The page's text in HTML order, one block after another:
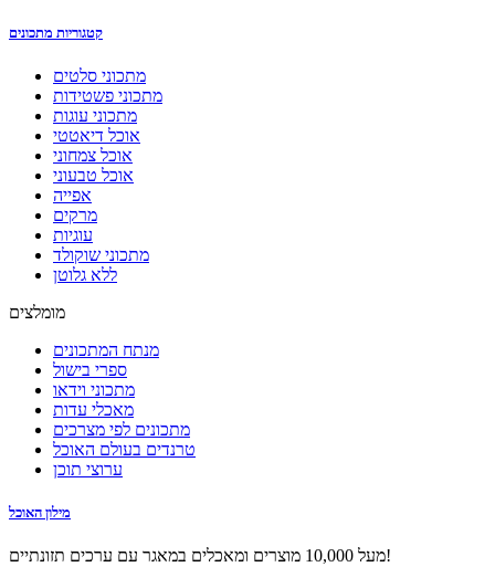
קטגוריות מתכונים
מתכוני סלטים
מתכוני פשטידות
מתכוני עוגות
אוכל דיאטטי
אוכל צמחוני
אוכל טבעוני
אפייה
מרקים
עוגיות
מתכוני שוקולד
ללא גלוטן
מומלצים
מנתח המתכונים
ספרי בישול
מתכוני וידאו
מאכלי עדות
מתכונים לפי מצרכים
טרנדים בעולם האוכל
ערוצי תוכן
מילון האוכל
מעל 10,000 מוצרים ומאכלים במאגר עם ערכים תזונתיים!